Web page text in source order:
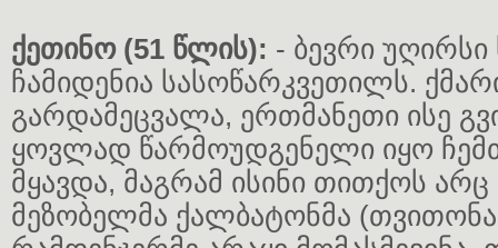
ქეთინო (51 წლის): - ბევრი უღირსი
ჩამიდენია სასოწარკვეთილს.
გარდამეცვალა, ერთმანეთი ისე
ყოვლად წარმოუდგენელი იყო
მყავდა, მაგრამ ისინი თითქოს
მეზობელმა ქალბატონმა